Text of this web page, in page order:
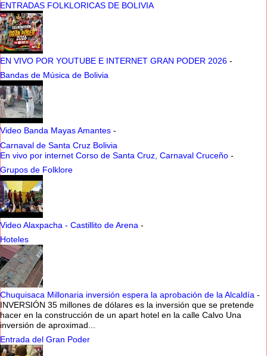
ENTRADAS FOLKLORICAS DE BOLIVIA
EN VIVO POR YOUTUBE E INTERNET GRAN PODER 2026 -
Bandas de Música de Bolivia
Video Banda Mayas Amantes -
Carnaval de Santa Cruz Bolivia
En vivo por internet Corso de Santa Cruz, Carnaval Cruceño -
Grupos de Folklore
Video Alaxpacha - Castillito de Arena -
Hoteles
Chuquisaca Millonaria inversión espera la aprobación de la Alcaldía -
INVERSIÓN 35 millones de dólares es la inversión que se pretende
hacer en la construcción de un apart hotel en la calle Calvo Una
inversión de aproximad...
Entrada del Gran Poder